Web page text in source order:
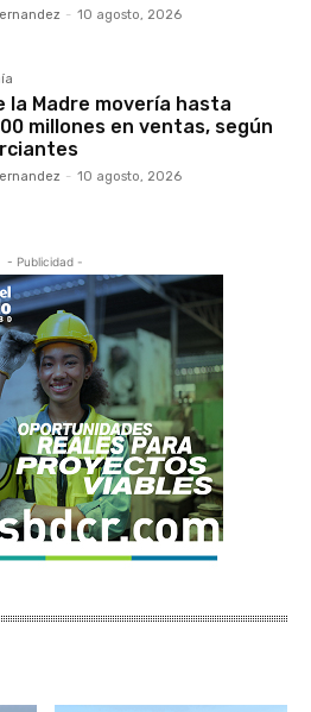
- 10 agosto, 2026
la Madre movería hasta
millones en ventas, según
- 10 agosto, 2026
- Publicidad -